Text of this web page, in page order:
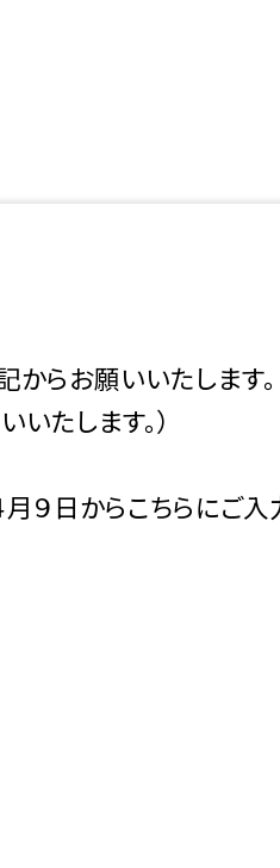
らお願いいたします。
たします。）
月９日からこちらにご入